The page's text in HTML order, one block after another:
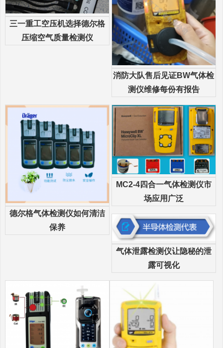
三一重工空压机选择德尔格
压缩空气质量检测仪
消防大队售后见证BW气体检
测仪维修每份有报告
德尔格气体检测仪如何清洁
保养
MC2-4四合一气体检测仪市
场应用广泛
气体泄露检测仪让隐秘的泄
露可视化